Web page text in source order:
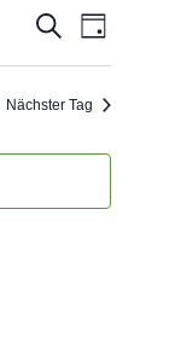
Suche
und
Suche
Tag
Nächster Tag